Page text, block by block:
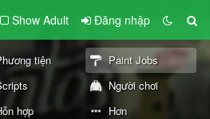
Show Adult Đăng nhập
tiện
Paint Jobs
Người chơi
hợp Hơn